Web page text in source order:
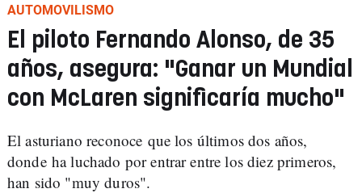
AUTOMOVILISMO
El piloto Fernando Alonso, de 35
años, asegura: "Ganar un Mundial
con McLaren significaría mucho"
El asturiano reconoce que los últimos dos años,
donde ha luchado por entrar entre los diez primeros,
han sido "muy duros".